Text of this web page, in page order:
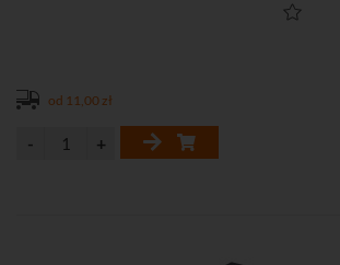
• Do 60 W sumarycznej mocy przy zasilaniu z
• Wbudowana funkcja LR150 zwiększa
• Niski pobór mocy (< 0,5 W)
• Łatwe i szybkie uruchomienie bez
parametrów
od 11,00 zł